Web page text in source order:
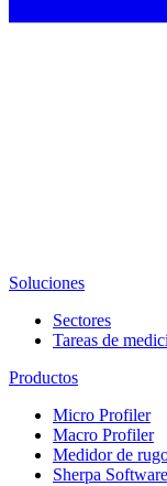
Soluciones
Sectores
Tareas de
Productos
Micro Profiler
Macro Profiler
Medidor de
Sherpa Software